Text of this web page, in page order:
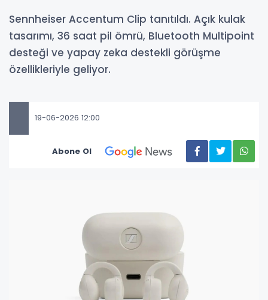
Sennheiser Accentum Clip tanıtıldı. Açık kulak
tasarımı, 36 saat pil ömrü, Bluetooth Multipoint
desteği ve yapay zeka destekli görüşme
özellikleriyle geliyor.
19-06-2026 12:00
Abone Ol